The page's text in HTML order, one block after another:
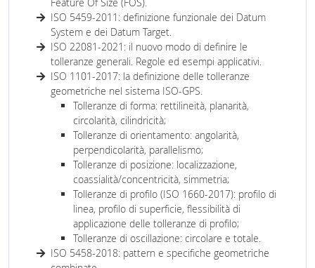
Feature Of Size (FOS).
ISO 5459-2011: definizione funzionale dei Datum
System e dei Datum Target.
ISO 22081-2021: il nuovo modo di definire le
tolleranze generali. Regole ed esempi applicativi.
ISO 1101-2017: la definizione delle tolleranze
geometriche nel sistema ISO-GPS.
Tolleranze di forma: rettilineità, planarità,
circolarità, cilindricità;
Tolleranze di orientamento: angolarità,
perpendicolarità, parallelismo;
Tolleranze di posizione: localizzazione,
coassialità/concentricità, simmetria;
Tolleranze di profilo (ISO 1660-2017): profilo di
linea, profilo di superficie, flessibilità di
applicazione delle tolleranze di profilo;
Tolleranze di oscillazione: circolare e totale.
ISO 5458-2018: pattern e specifiche geometriche